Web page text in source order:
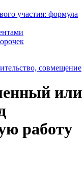
участия: формула
совмещение
или
работу